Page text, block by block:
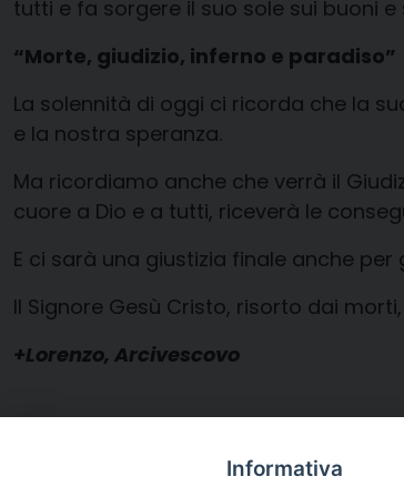
tutti e fa sorgere il suo sole sui buoni
“Morte, giudizio, inferno e paradiso”
La solennità di oggi ci ricorda che la
e la nostra speranza.
Ma ricordiamo anche che verrà il
cuore a Dio e a tutti, riceverà le
E ci sarà una giustizia finale anche
Il Signore Gesù Cristo, risorto dai
+Lorenzo, Arcivescovo
Informativa